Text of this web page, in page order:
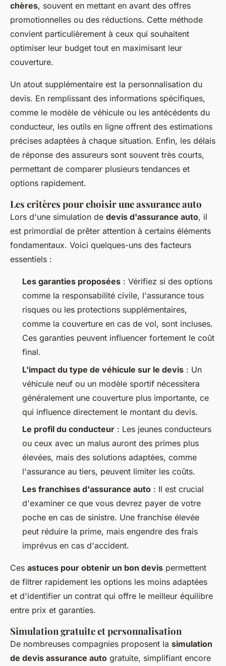
chères, souvent en mettant en avant des offres
promotionnelles ou des réductions. Cette méthode
convient particulièrement à ceux qui souhaitent
optimiser leur budget tout en maximisant leur
couverture.
Un atout supplémentaire est la personnalisation du
devis. En remplissant des informations spécifiques,
comme le modèle de véhicule ou les antécédents du
conducteur, les outils en ligne offrent des estimations
précises adaptées à chaque situation. Enfin, les délais
de réponse des assureurs sont souvent très courts,
permettant de comparer plusieurs tendances et
options rapidement.
Les critères pour choisir une assurance auto
Lors d'une simulation de devis d'assurance auto, il
est primordial de prêter attention à certains éléments
fondamentaux. Voici quelques-uns des facteurs
essentiels :
Les garanties proposées : Vérifiez si des options
comme la responsabilité civile, l'assurance tous
risques ou les protections supplémentaires,
comme la couverture en cas de vol, sont incluses.
Ces garanties peuvent influencer fortement le coût
final.
L'impact du type de véhicule sur le devis : Un
véhicule neuf ou un modèle sportif nécessitera
généralement une couverture plus importante, ce
qui influence directement le montant du devis.
Le profil du conducteur : Les jeunes conducteurs
ou ceux avec un malus auront des primes plus
élevées, mais des solutions adaptées, comme
l'assurance au tiers, peuvent limiter les coûts.
Les franchises d'assurance auto : Il est crucial
d'examiner ce que vous devrez payer de votre
poche en cas de sinistre. Une franchise élevée
peut réduire la prime, mais engendre des frais
imprévus en cas d'accident.
Ces astuces pour obtenir un bon devis permettent
de filtrer rapidement les options les moins adaptées
et d'identifier un contrat qui offre le meilleur équilibre
entre prix et garanties.
Simulation gratuite et personnalisation
De nombreuses compagnies proposent la simulation
de devis assurance auto gratuite, simplifiant encore